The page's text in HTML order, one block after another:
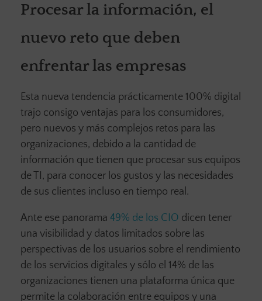
Procesar la información, el
nuevo reto que deben
enfrentar las empresas
Esta nueva tendencia prácticamente 100% digital
trajo consigo ventajas para los consumidores,
pero nuevos y más complejos retos para las
organizaciones, debido a la cantidad de
información que tienen que procesar sus equipos
de TI, para conocer los gustos y las necesidades
de sus clientes incluso en tiempo real.
Ante ese panorama 49% de los CIO dicen tener
una visibilidad y datos limitados sobre las
perspectivas de los usuarios sobre el rendimiento
de los servicios digitales y sólo el 14% de las
organizaciones tienen una plataforma única que
permite la colaboración entre equipos y una